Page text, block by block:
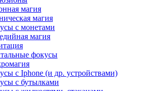
магия
магия
с монетами
магия
фокусы
с Iphone (и др. устройствами)
с бутылками